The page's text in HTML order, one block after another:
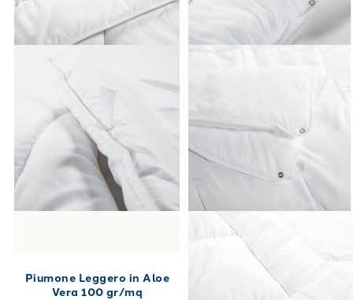
Piumone Leggero in Aloe
Vera 100 gr/mq